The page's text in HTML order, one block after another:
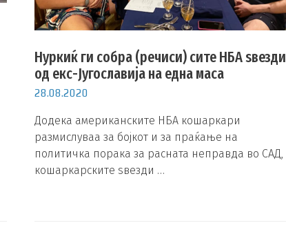
Нуркиќ ги собра (речиси) сите НБА ѕвезди
од екс-Југославија на една маса
28.08.2020
Додека американските НБА кошаркари
размислуваа за бојкот и за праќање на
политичка порака за расната неправда во САД,
кошаркарските ѕвезди …